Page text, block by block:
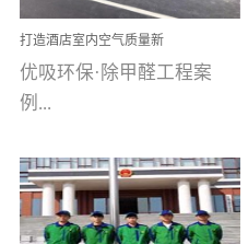
为深圳安居集团旗下城...
打造酒店室内空气质量新
标杆——优吸环保·标杆之
作：东莞美豪雅致酒店室
内空气治理工程纪实
优吸环保·除甲醛工程案
例...
【东莞美豪雅致酒店】室
内空气治理项目东莞美豪